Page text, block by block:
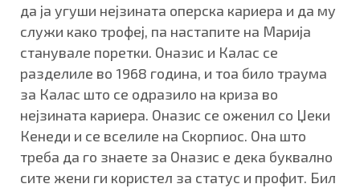
да ја угуши нејзината оперска кариера и да му
служи како трофеј, па настапите на Марија
станувале поретки. Оназис и Калас се
разделиле во 1968 година, и тоа било траума
за Калас што се одразило на криза во
нејзината кариера. Оназис се оженил со Џеки
Кенеди и се вселиле на Скорпиос. Она што
треба да го знаете за Оназис е дека буквално
сите жени ги користел за статус и профит. Бил